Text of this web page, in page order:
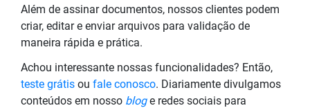
Além de assinar documentos, nossos clientes podem
criar, editar e enviar arquivos para validação de
maneira rápida e prática.
Achou interessante nossas funcionalidades? Então,
teste grátis ou fale conosco. Diariamente divulgamos
conteúdos em nosso bloge redes sociais para